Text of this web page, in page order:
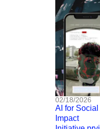
02/18/2026
AI for Social
Impact